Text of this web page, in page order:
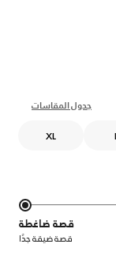
جدول المقاسات
XL
قصة ضاغطة
قصة ضيقة جدًا